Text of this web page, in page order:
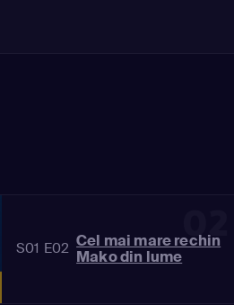
02
S01 E02 Cel mai mare rechin
Mako din lume